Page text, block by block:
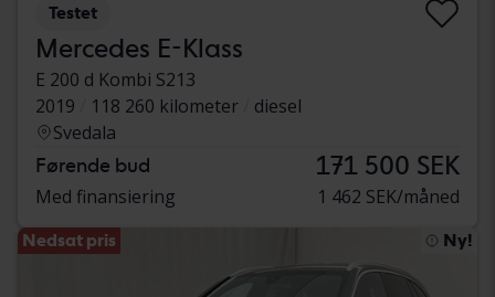
Testet
Mercedes E-Klass
E 200 d Kombi S213
2019
118 260 kilometer
diesel
Svedala
Førende bud 171 500 SEK
Med finansiering 1 462 SEK/måned
Nedsat pris Ny!